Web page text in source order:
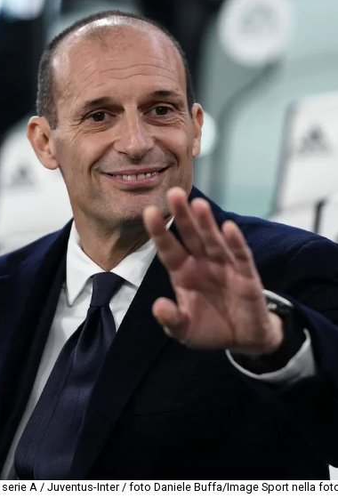
A / Juventus-Inter / foto Daniele Buffa/Image Sport nella